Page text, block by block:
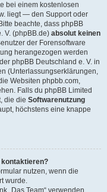
bei einem kostenlosen
liegt — den Support oder
beachte, dass phpBB
V. (phpBB.de) absolut keinen
der Forensoftware
herangezogen werden
phpBB Deutschland e. V. in
(Unterlassungserklärungen,
Websiten phpbb.com,
Falls du phpBB Limited
die die Softwarenutzung
höchstens eine knappe
nutzen, wenn die
wurde.
„Das Team“ verwenden.